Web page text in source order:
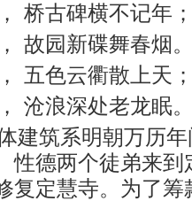
桥古碑横不记年
故园新碟舞春烟
五色云衢散上天
沧浪深处老龙眠
建筑系明朝万历
性德两个徒弟来
复定慧寺。为了